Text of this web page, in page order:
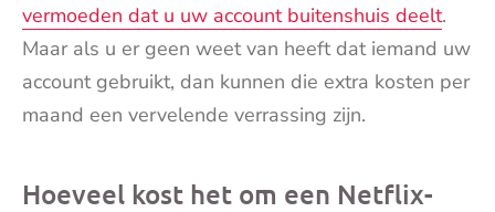
vermoeden dat u uw account buitenshuis deelt.
Maar als u er geen weet van heeft dat iemand uw
account gebruikt, dan kunnen die extra kosten per
maand een vervelende verrassing zijn.
Hoeveel kost het om een Netflix-